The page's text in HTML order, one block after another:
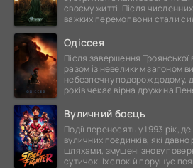
своєму житті. Після
важких перемог вони стали
Одіссея
Після завершення Троянської
разом із невеликим загоном
небезпечну подорож додому,
років чекає вірна дружина
Вуличний боєць
Події переносять у 1993 рік,
вуличних поєдинків, які
шляхами, змушені знову
сутичок. Їх спокій порушує